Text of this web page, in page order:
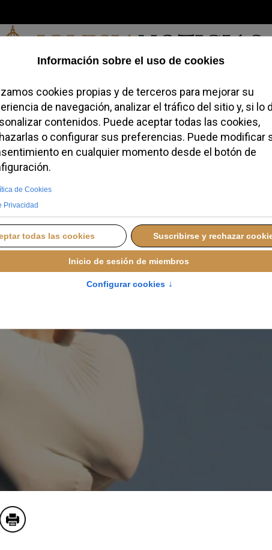
Sábado, 08 de agosto de 2026
Blogs Temas Buscar #JovenesConFe Podcast
álbum ‘LUX’ bajo el
MIÉRCOLES, 03 DICIEMBRE 2025 17:15